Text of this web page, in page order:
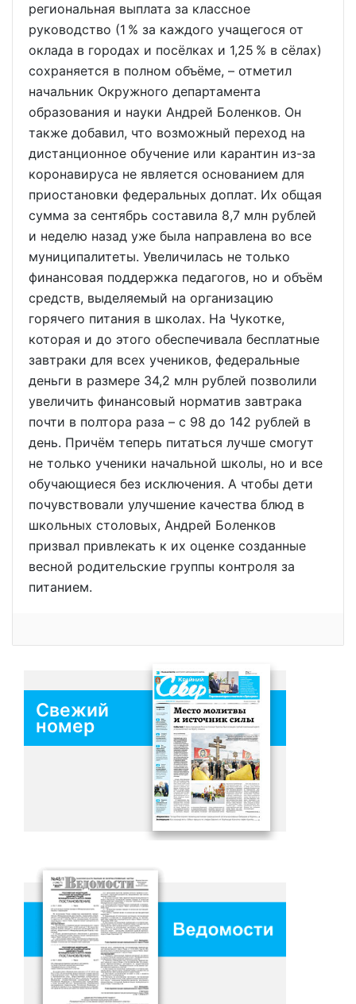
региональная выплата за классное
руководство (1 % за каждого учащегося от
оклада в городах и посёлках и 1,25 % в сёлах)
сохраняется в полном объёме, – отметил
начальник Окружного департамента
образования и науки Андрей Боленков. Он
также добавил, что возможный переход на
дистанционное обучение или карантин из-за
коронавируса не является основанием для
приостановки федеральных доплат. Их общая
сумма за сентябрь составила 8,7 млн рублей
и неделю назад уже была направлена во все
муниципалитеты. Увеличилась не только
финансовая поддержка педагогов, но и объём
средств, выделяемый на организацию
горячего питания в школах. На Чукотке,
которая и до этого обеспечивала бесплатные
завтраки для всех учеников, федеральные
деньги в размере 34,2 млн рублей позволили
увеличить финансовый норматив завтрака
почти в полтора раза – с 98 до 142 рублей в
день. Причём теперь питаться лучше смогут
не только ученики начальной школы, но и все
обучающиеся без исключения. А чтобы дети
почувствовали улучшение качества блюд в
школьных столовых, Андрей Боленков
призвал привлекать к их оценке созданные
весной родительские группы контроля за
питанием.
Свежий
номер